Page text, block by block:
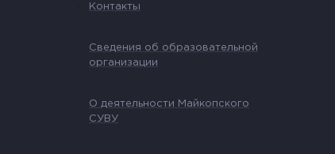
Контакты
Сведения об образовательной
организации
О деятельности Майкопского
СУВУ